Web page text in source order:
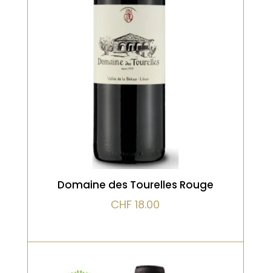
bouche est ronde, structurée mais
souple, avec des tanins fins. Un vin
polyvalent, représentatif du
savoir‑faire du domaine
Domaine des Tourelles Rouge
CHF 18.00